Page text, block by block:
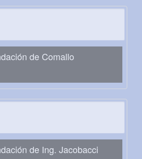
de Comallo
de Ing. Jacobacci